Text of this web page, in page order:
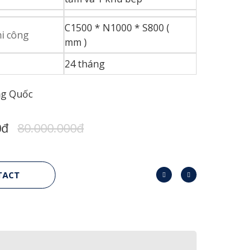
công
C1500 * N1000 * S800 (
mm )
24 tháng
Quốc
80.000.000đ